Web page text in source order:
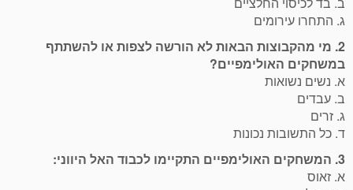
ג. התחרו עירומים
2. מי מהקבוצות הבאות לא הורשה לצפות או להשתתף
במשחקים האולימפיים?
א. נשים נשואות
ב. עבדים
ג. זרים
ד. כל התשובות נכונות
3. המשחקים האולימפיים התקיימו לכבוד האל היווני:
א. זאוס